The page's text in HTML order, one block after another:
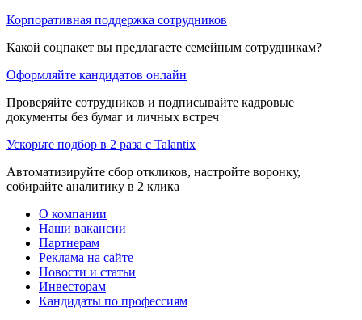
Корпоративная поддержка сотрудников
Какой соцпакет вы предлагаете семейным сотрудникам?
Оформляйте кандидатов онлайн
Проверяйте сотрудников и подписывайте кадровые
документы без бумаг и личных встреч
Ускорьте подбор в 2 раза с Talantix
Автоматизируйте сбор откликов, настройте воронку,
собирайте аналитику в 2 клика
О компании
Наши вакансии
Партнерам
Реклама на сайте
Новости и статьи
Инвесторам
Кандидаты по профессиям